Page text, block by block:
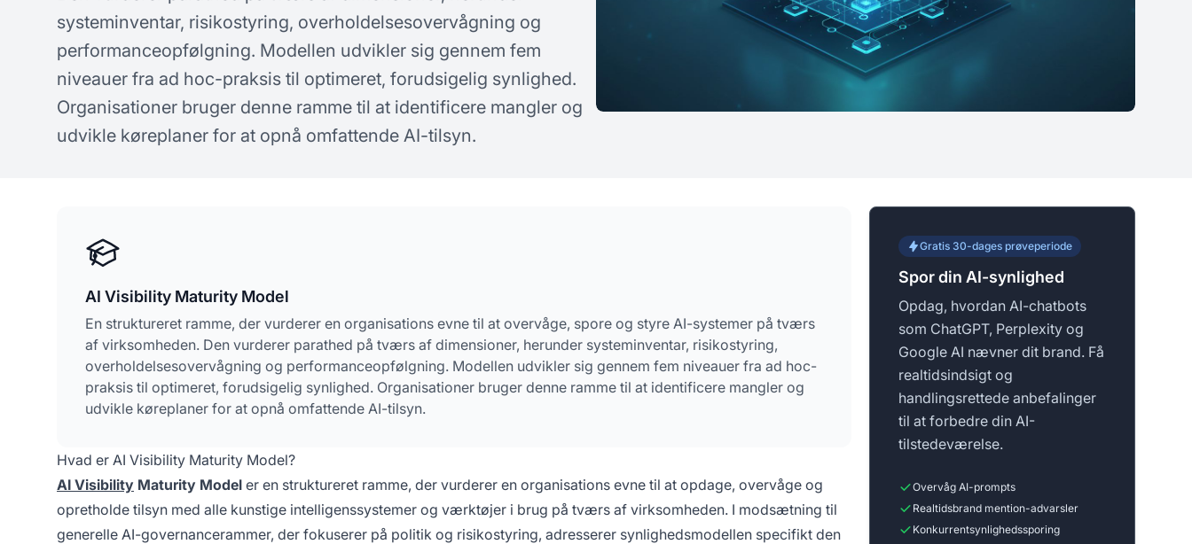
koncepter om AI-synlighed
spørgsmål
systeminventar, risikostyring, overholdelsesovervågning og
performanceopfølgning. Modellen udvikler sig gennem fem
niveauer fra ad hoc-praksis til optimeret, forudsigelig synlighed.
Organisationer bruger denne ramme til at identificere mangler og
udvikle køreplaner for at opnå omfattende AI-tilsyn.
AI Visibility Maturity Model
En struktureret ramme, der vurderer en organisations evne til at overvåge, spore og styre AI-systemer på tværs
af virksomheden. Den vurderer parathed på tværs af dimensioner, herunder systeminventar, risikostyring,
overholdelsesovervågning og performanceopfølgning. Modellen udvikler sig gennem fem niveauer fra ad hoc-
praksis til optimeret, forudsigelig synlighed. Organisationer bruger denne ramme til at identificere mangler og
udvikle køreplaner for at opnå omfattende AI-tilsyn.
Hvad er AI Visibility Maturity Model?
AI Visibility Maturity Model er en struktureret ramme, der vurderer en organisations evne til at opdage, overvåge og
opretholde tilsyn med alle kunstige intelligenssystemer og værktøjer i brug på tværs af virksomheden. I modsætning til
generelle AI-governancerammer, der fokuserer på politik og risikostyring, adresserer synlighedsmodellen specifikt den
Gratis 30-dages prøveperiode
Spor din AI-synlighed
Opdag, hvordan AI-chatbots
som ChatGPT, Perplexity og
Google AI nævner dit brand. Få
realtidsindsigt og
handlingsrettede anbefalinger
til at forbedre din AI-
tilstedeværelse.
Overvåg AI-prompts
Realtidsbrand mention-advarsler
Konkurrentsynlighedssporing